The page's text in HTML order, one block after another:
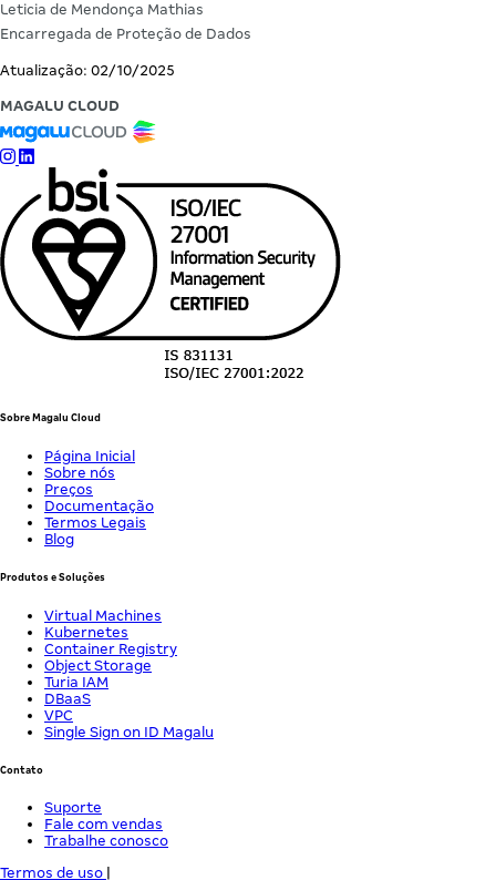
Leticia de Mendonça Mathias
Encarregada de Proteção de Dados
Atualização: 02/10/2025
MAGALU CLOUD
Sobre Magalu Cloud
Página Inicial
Sobre nós
Preços
Documentação
Termos Legais
Blog
Produtos e Soluções
Virtual Machines
Kubernetes
Container Registry
Object Storage
Turia IAM
DBaaS
VPC
Single Sign on ID Magalu
Contato
Suporte
Fale com vendas
Trabalhe conosco
Termos de uso